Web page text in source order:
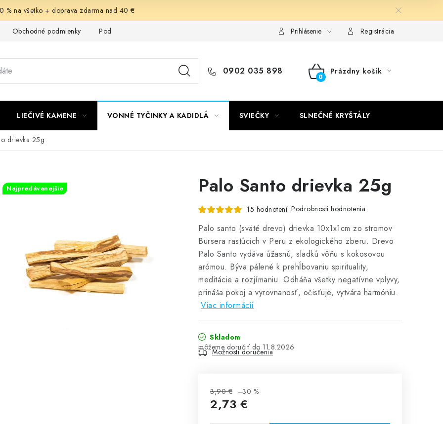
% na všetko + doprava zdarma nad 40 €
Obchodné podmienky Podmienky ochrany osobných údajov Doprava a platba Certifikáty
Prihlásenie Registrácia
0902 035 898
NÁKUPNÝ
Prázdny košík
LIEČIVÉ KAMENE VONNÉ TYČINKY A KADIDLÁ SVIEČKY SLNEČNÉ KRYŠTÁLY
drievka 25g
Palo Santo drievka 25g
15 hodnotení Podrobnosti hodnotenia
Palo santo (sväté drevo) drievka 10x1x1cm zo stromov
Bursera rastúcich v Peru z ekologického zberu. Drevo
Palo Santo vydáva úžasnú, sladkú vôňu s kokosovou
arómou. Býva pálené k prehĺbovaniu spirituality,
meditácie a rozjímaniu. Odháňa všetky negatívne vplyvy,
prináša pokoj a vyrovnanosť, očisťuje, vytvára harmóniu.
Viac informácií
Skladom
11.8.2026
Možnosti doručenia
3,90 € –30 %
2,73 €
Najpredávanejšie